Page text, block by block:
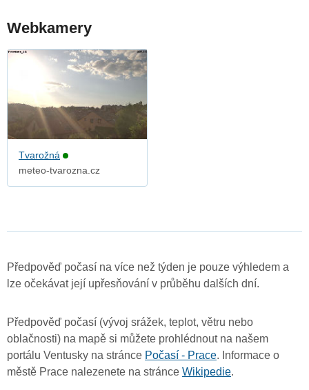
Webkamery
Tvarožná
meteo-tvarozna.cz
Předpověď počasí na více než týden je pouze výhledem a
lze očekávat její upřesňování v průběhu dalších dní.
Předpověď počasí (vývoj srážek, teplot, větru nebo
oblačnosti) na mapě si můžete prohlédnout na našem
portálu Ventusky na stránce Počasí - Prace. Informace o
městě Prace nalezenete na stránce Wikipedie.